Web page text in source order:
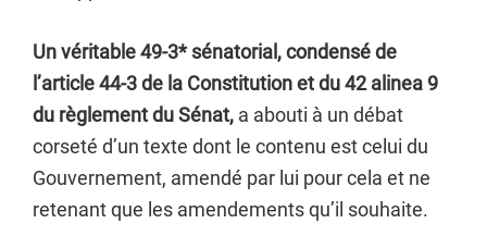
Un véritable 49-3* sénatorial, condensé de
l’article 44-3 de la Constitution et du 42 alinea 9
du règlement du Sénat, a abouti à un débat
corseté d’un texte dont le contenu est celui du
Gouvernement, amendé par lui pour cela et ne
retenant que les amendements qu’il souhaite.